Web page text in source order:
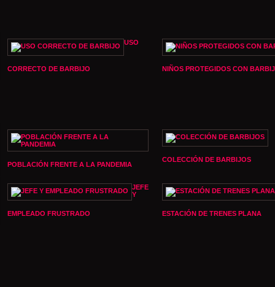
USO
CORRECTO DE BARBIJO NIÑOS PROTEGIDOS CON
POBLACIÓN FRENTE A LA PANDEMIA
COLECCIÓN DE BARBIJOS
JEFE
Y
EMPLEADO FRUSTRADO ESTACIÓN DE TRENES PLANA